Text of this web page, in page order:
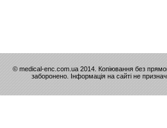
© medical-enc.com.ua 2014. Копіювання без
заборонено. Інформація на сайті не